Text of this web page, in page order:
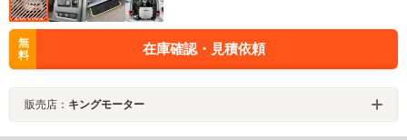
無
料
在庫確認・見積依頼
販売店： キングモーター